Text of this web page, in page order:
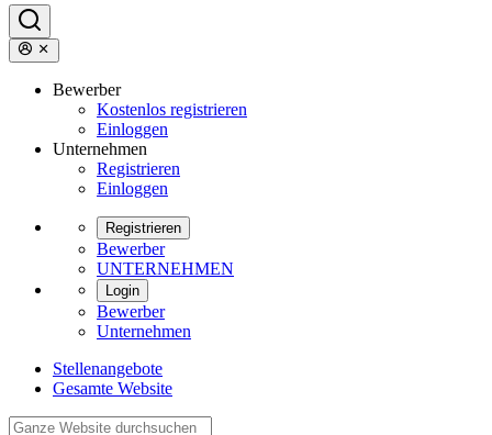
Bewerber
Kostenlos registrieren
Einloggen
Unternehmen
Registrieren
Einloggen
Registrieren
Bewerber
UNTERNEHMEN
Login
Bewerber
Unternehmen
Stellenangebote
Gesamte Website